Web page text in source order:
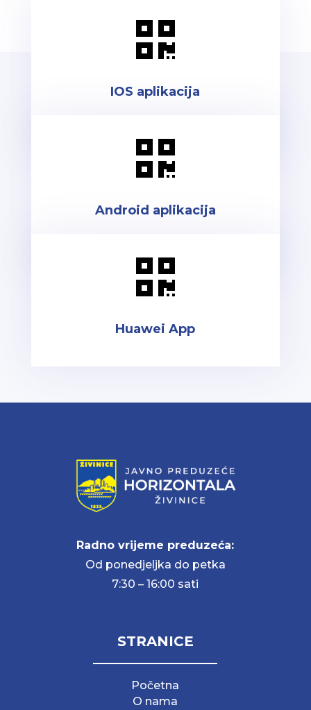

IOS aplikacija

Android aplikacija

Huawei App
Radno vrijeme preduzeća:
Od ponedjeljka do petka
7:30 – 16:00 sati
STRANICE
Početna
O nama